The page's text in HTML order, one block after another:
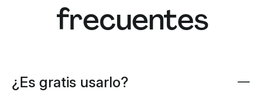
frecuentes
¿Es gratis usarlo?